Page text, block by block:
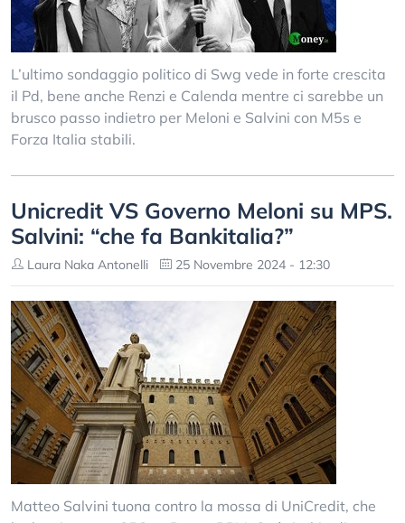
L’ultimo sondaggio politico di Swg vede in forte crescita
il Pd, bene anche Renzi e Calenda mentre ci sarebbe un
brusco passo indietro per Meloni e Salvini con M5s e
Forza Italia stabili.
Unicredit VS Governo Meloni su MPS.
Salvini: “che fa Bankitalia?”
Laura Naka Antonelli 25 Novembre 2024 - 12:30
Matteo Salvini tuona contro la mossa di UniCredit, che